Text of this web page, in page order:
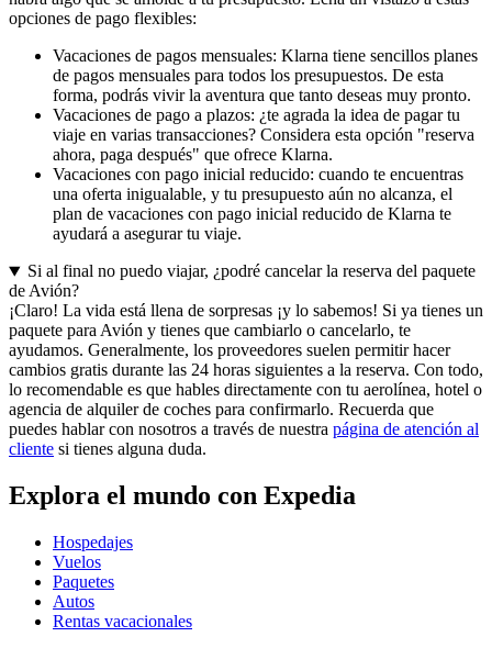
opciones de pago flexibles:
Vacaciones de pagos mensuales: Klarna tiene sencillos planes
de pagos mensuales para todos los presupuestos. De esta
forma, podrás vivir la aventura que tanto deseas muy pronto.
Vacaciones de pago a plazos: ¿te agrada la idea de pagar tu
viaje en varias transacciones? Considera esta opción "reserva
ahora, paga después" que ofrece Klarna.
Vacaciones con pago inicial reducido: cuando te encuentras
una oferta inigualable, y tu presupuesto aún no alcanza, el
plan de vacaciones con pago inicial reducido de Klarna te
ayudará a asegurar tu viaje.
Si al final no puedo viajar, ¿podré cancelar la reserva del paquete
de Avión?
¡Claro! La vida está llena de sorpresas ¡y lo sabemos! Si ya tienes un
paquete para Avión y tienes que cambiarlo o cancelarlo, te
ayudamos. Generalmente, los proveedores suelen permitir hacer
cambios gratis durante las 24 horas siguientes a la reserva. Con todo,
lo recomendable es que hables directamente con tu aerolínea, hotel o
agencia de alquiler de coches para confirmarlo. Recuerda que
puedes hablar con nosotros a través de nuestra página de atención al
cliente si tienes alguna duda.
Explora el mundo con Expedia
Hospedajes
Vuelos
Paquetes
Autos
Rentas vacacionales